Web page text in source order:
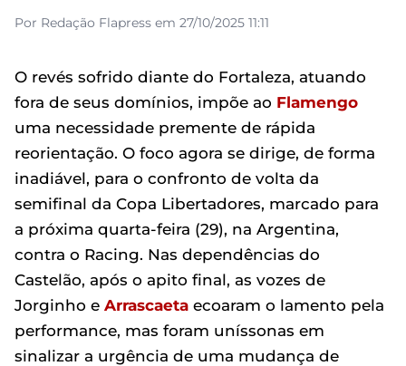
Por Redação Flapress em 27/10/2025 11:11
O revés sofrido diante do Fortaleza, atuando
fora de seus domínios, impõe ao Flamengo
uma necessidade premente de rápida
reorientação. O foco agora se dirige, de forma
inadiável, para o confronto de volta da
semifinal da Copa Libertadores, marcado para
a próxima quarta-feira (29), na Argentina,
contra o Racing. Nas dependências do
Castelão, após o apito final, as vozes de
Jorginho e Arrascaeta ecoaram o lamento pela
performance, mas foram uníssonas em
sinalizar a urgência de uma mudança de